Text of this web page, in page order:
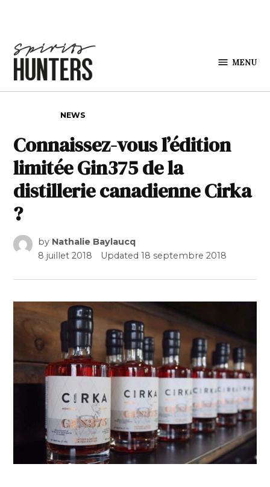
MENU
NEWS
Connaissez-vous l’édition
limitée Gin375 de la
distillerie canadienne Cirka
?
by Nathalie Baylaucq
8 juillet 2018
Updated18 septembre 2018